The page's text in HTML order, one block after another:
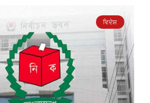
ਵਿਦੇਸ਼